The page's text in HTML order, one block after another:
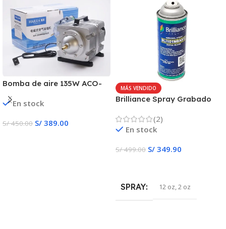
Bomba de aire 135W ACO-
En stock
S/450.00 S/ 389.00
MÁS VENDIDO
Brilliance Spray Grabado
(2)
En stock
S/499.00 S/ 349.90
SPRAY 12 oz,2 oz